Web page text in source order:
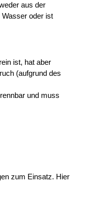
aus der
oder ist
ist, hat aber
(aufgrund des
und muss
zum Einsatz. Hier